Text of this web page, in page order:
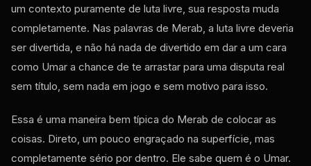
um contexto puramente de luta livre, sua resposta muda
completamente. Nas palavras de Merab, a luta livre deveria
ser divertida, e não há nada de divertido em dar a um cara
como Umar a chance de te arrastar para uma disputa real
sem título, sem nada em jogo e sem motivo para isso.
Essa é uma maneira bem típica do Merab de colocar as
coisas. Direto, um pouco engraçado na superfície, mas
completamente sério por dentro. Ele sabe quem é o Umar.